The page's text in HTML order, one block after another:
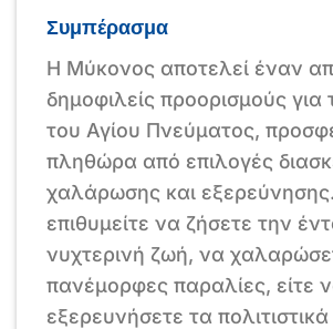
Συμπέρασμα
Η Μύκονος αποτελεί έναν
δημοφιλείς προορισμούς για
του Αγίου Πνεύματος,
πληθώρα από επιλογές
χαλάρωσης και εξερεύνησης.
επιθυμείτε να ζήσετε την
νυχτερινή ζωή, να
πανέμορφες παραλίες, είτε
εξερευνήσετε τα